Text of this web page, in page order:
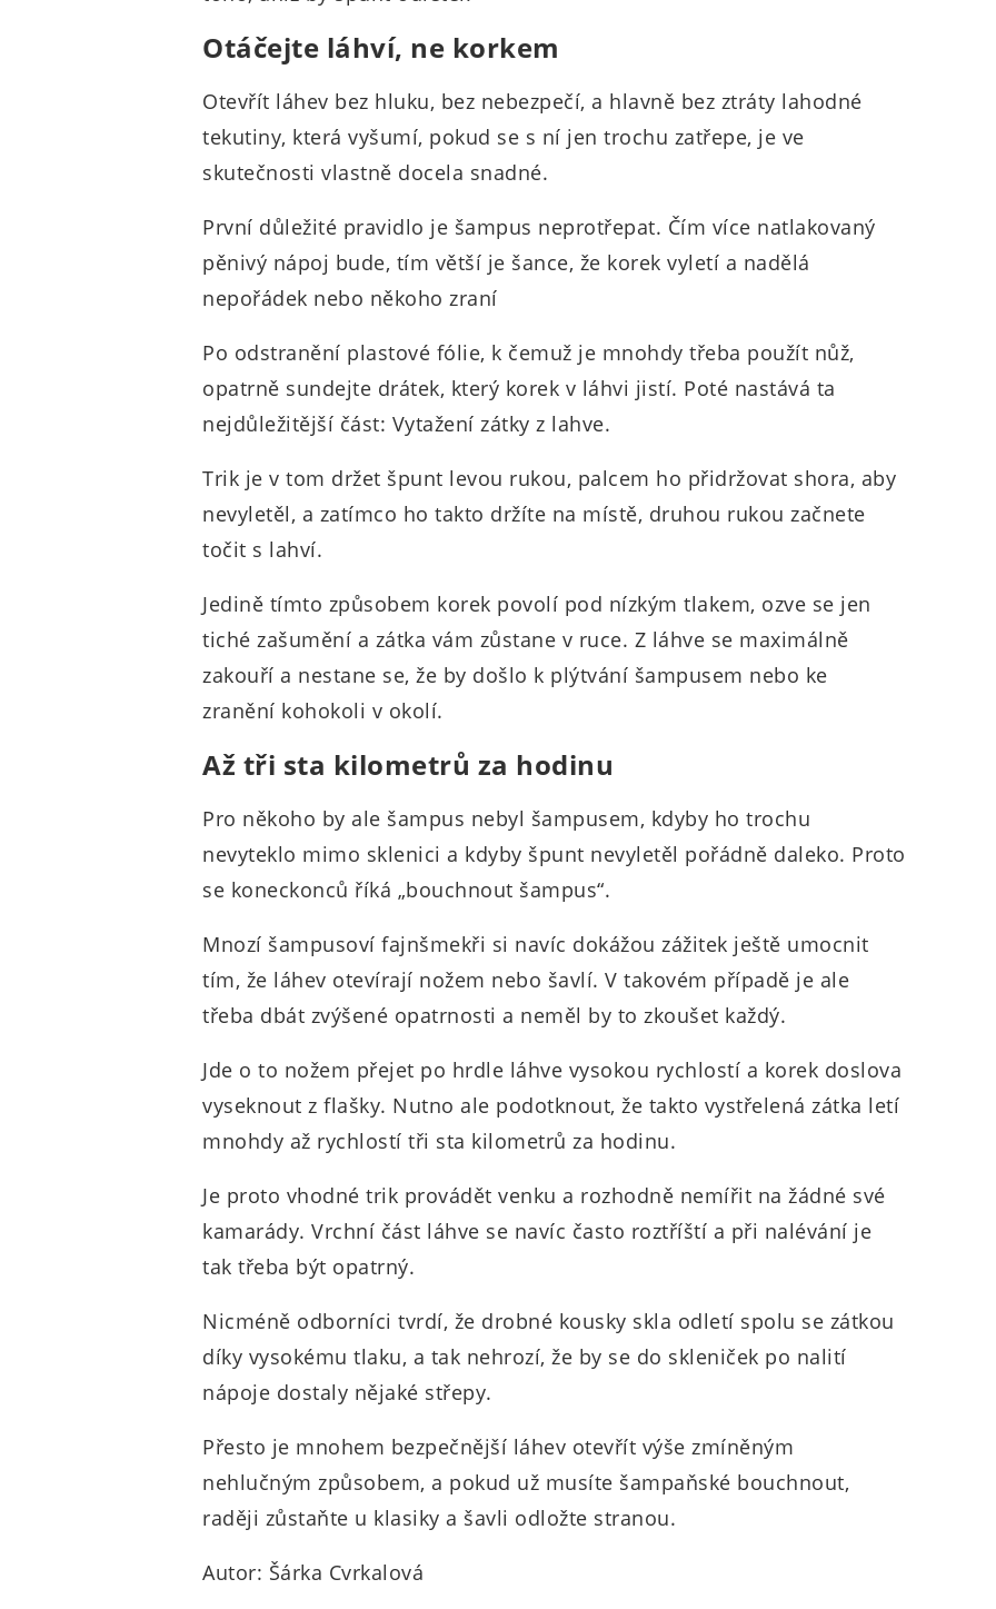
Otáčejte láhví, ne korkem
Otevřít láhev bez hluku, bez nebezpečí, a hlavně bez ztráty lahodné
tekutiny, která vyšumí, pokud se s ní jen trochu zatřepe, je ve
skutečnosti vlastně docela snadné.
První důležité pravidlo je šampus neprotřepat. Čím více natlakovaný
pěnivý nápoj bude, tím větší je šance, že korek vyletí a nadělá
nepořádek nebo někoho zraní
Po odstranění plastové fólie, k čemuž je mnohdy třeba použít nůž,
opatrně sundejte drátek, který korek v láhvi jistí. Poté nastává ta
nejdůležitější část: Vytažení zátky z lahve.
Trik je v tom držet špunt levou rukou, palcem ho přidržovat shora, aby
nevyletěl, a zatímco ho takto držíte na místě, druhou rukou začnete
točit s lahví.
Jedině tímto způsobem korek povolí pod nízkým tlakem, ozve se jen
tiché zašumění a zátka vám zůstane v ruce. Z láhve se maximálně
zakouří a nestane se, že by došlo k plýtvání šampusem nebo ke
zranění kohokoli v okolí.
Až tři sta kilometrů za hodinu
Pro někoho by ale šampus nebyl šampusem, kdyby ho trochu
nevyteklo mimo sklenici a kdyby špunt nevyletěl pořádně daleko. Proto
se koneckonců říká „bouchnout šampus“.
Mnozí šampusoví fajnšmekři si navíc dokážou zážitek ještě umocnit
tím, že láhev otevírají nožem nebo šavlí. V takovém případě je ale
třeba dbát zvýšené opatrnosti a neměl by to zkoušet každý.
Jde o to nožem přejet po hrdle láhve vysokou rychlostí a korek doslova
vyseknout z flašky. Nutno ale podotknout, že takto vystřelená zátka letí
mnohdy až rychlostí tři sta kilometrů za hodinu.
Je proto vhodné trik provádět venku a rozhodně nemířit na žádné své
kamarády. Vrchní část láhve se navíc často roztříští a při nalévání je
tak třeba být opatrný.
Nicméně odborníci tvrdí, že drobné kousky skla odletí spolu se zátkou
díky vysokému tlaku, a tak nehrozí, že by se do skleniček po nalití
nápoje dostaly nějaké střepy.
Přesto je mnohem bezpečnější láhev otevřít výše zmíněným
nehlučným způsobem, a pokud už musíte šampaňské bouchnout,
raději zůstaňte u klasiky a šavli odložte stranou.
Autor: Šárka Cvrkalová